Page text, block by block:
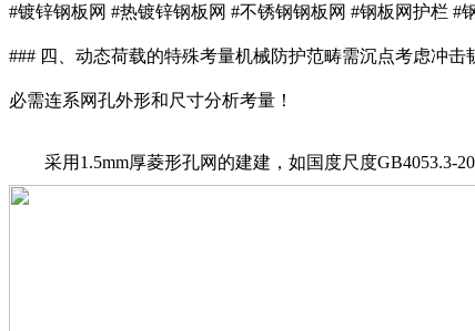
#镀锌钢板网 #热镀锌钢板网 #不锈钢钢板网 #钢板网护栏
‌### 四、动态荷载的特殊考量机械防护范畴需沉点考虑冲
必需连系网孔外形和尺寸分析考量！
采用1.5mm厚菱形孔网的建建，如国度尺度GB4053.3-